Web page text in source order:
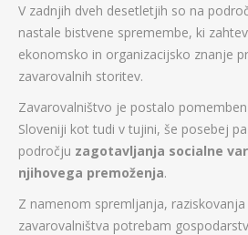
V zadnjih dveh desetletjih so na
nastale bistvene spremembe, ki
ekonomsko in organizacijsko znanje
zavarovalnih storitev.
Zavarovalništvo je postalo
Sloveniji kot tudi v tujini, še posebej
področju zagotavljanja socialne
njihovega premoženja.
Z namenom spremljanja,
zavarovalništva potrebam